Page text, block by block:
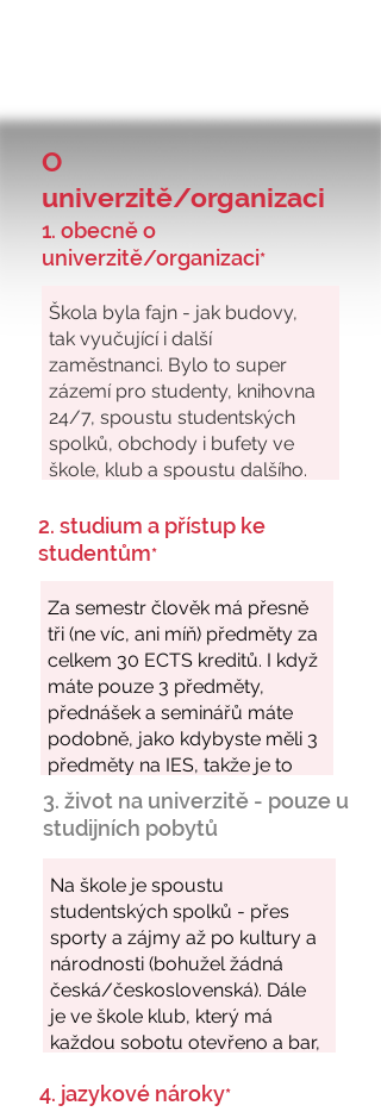
O
univerzitě/organizaci
1. obecně o
univerzitě/organizaci*
2. studium a přístup ke
studentům*
3. život na univerzitě - pouze u
studijních pobytů
4. jazykové nároky*